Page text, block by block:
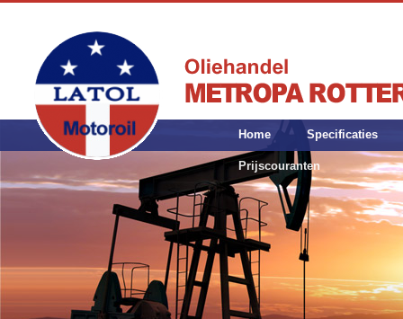
Home Specificaties
Prijscouranten